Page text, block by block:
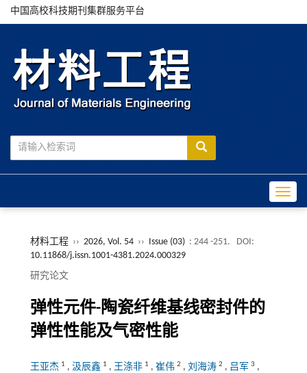
中国高校科技期刊集群服务平台
材料工程 ›› 2026, Vol. 54 ›› Issue (03) : 244 -251.
DOI:
10.11868/j.issn.1001-4381.2024.000329
研究论文
弹性元件-陶瓷纤维基线密封件的
弹性性能及气密性能
王亚杰 1 , 汲辰鑫 1 , 王涤非 1 , 崔伟 2 , 刘海涛 2 , 吕军 3 ,